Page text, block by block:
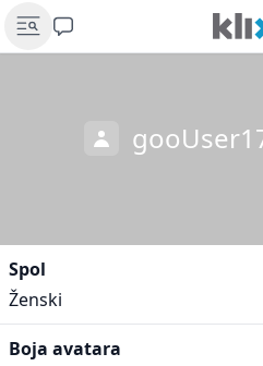
Spol
Ženski
Boja avatara